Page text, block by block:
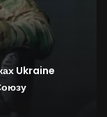
Ukraine